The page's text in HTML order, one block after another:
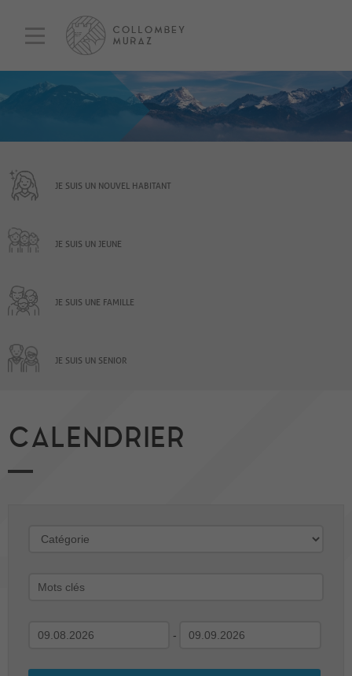
JE SUIS UN NOUVEL HABITANT
JE SUIS UN JEUNE
JE SUIS UNE FAMILLE
JE SUIS UN SENIOR
CALENDRIER
-